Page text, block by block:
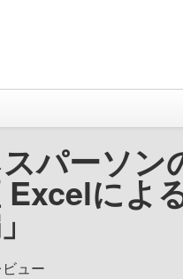
パーソン
によ
ュー